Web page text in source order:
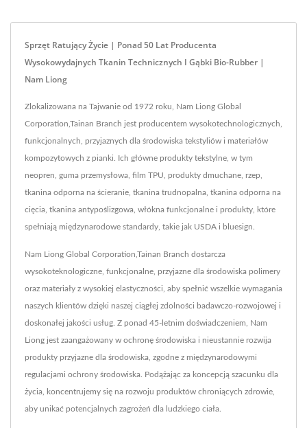
Sprzęt Ratujący Życie | Ponad 50 Lat Producenta
Wysokowydajnych Tkanin Technicznych I Gąbki Bio-Rubber |
Nam Liong
Zlokalizowana na Tajwanie od 1972 roku, Nam Liong Global
Corporation,Tainan Branch jest producentem wysokotechnologicznych,
funkcjonalnych, przyjaznych dla środowiska tekstyliów i materiałów
kompozytowych z pianki. Ich główne produkty tekstylne, w tym
neopren, guma przemysłowa, film TPU, produkty dmuchane, rzep,
tkanina odporna na ścieranie, tkanina trudnopalna, tkanina odporna na
cięcia, tkanina antypoślizgowa, włókna funkcjonalne i produkty, które
spełniają międzynarodowe standardy, takie jak USDA i bluesign.
Nam Liong Global Corporation,Tainan Branch dostarcza
wysokoteknologiczne, funkcjonalne, przyjazne dla środowiska polimery
oraz materiały z wysokiej elastyczności, aby spełnić wszelkie wymagania
naszych klientów dzięki naszej ciągłej zdolności badawczo-rozwojowej i
doskonałej jakości usług. Z ponad 45-letnim doświadczeniem, Nam
Liong jest zaangażowany w ochronę środowiska i nieustannie rozwija
produkty przyjazne dla środowiska, zgodne z międzynarodowymi
regulacjami ochrony środowiska. Podążając za koncepcją szacunku dla
życia, koncentrujemy się na rozwoju produktów chroniących zdrowie,
aby unikać potencjalnych zagrożeń dla ludzkiego ciała.